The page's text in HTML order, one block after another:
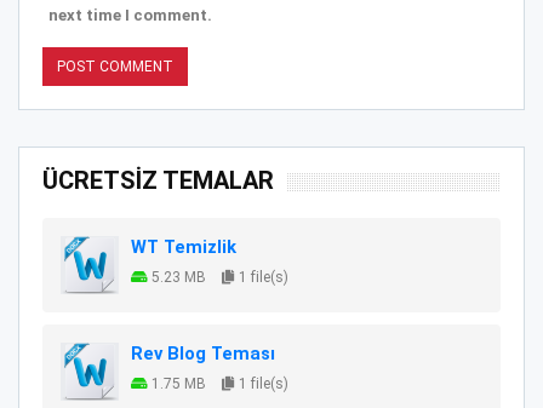
next time I comment.
ÜCRETSİZ TEMALAR
WT Temizlik
5.23 MB 1 file(s)
Rev Blog Teması
1.75 MB 1 file(s)